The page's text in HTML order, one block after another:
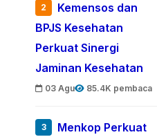
2
Kemensos dan
BPJS Kesehatan
Perkuat Sinergi
Jaminan Kesehatan
03 Agu 85.4K pembaca
3
Menkop Perkuat